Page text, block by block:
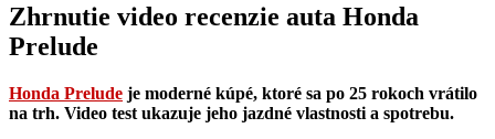
Zhrnutie video recenzie auta Honda
Prelude
Honda Prelude je moderné kúpé, ktoré sa po 25 rokoch vrátilo
na trh. Video test ukazuje jeho jazdné vlastnosti a spotrebu.